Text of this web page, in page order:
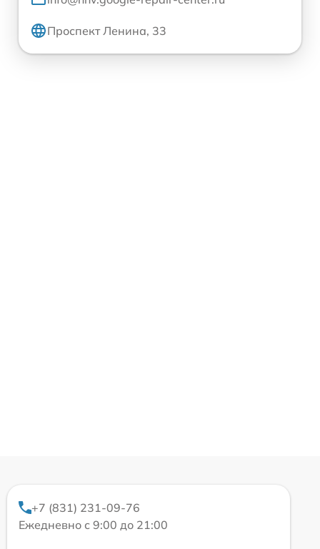
Проспект Ленина, 33
+7 (831) 231-09-76
Ежедневно с 9:00 до 21:00